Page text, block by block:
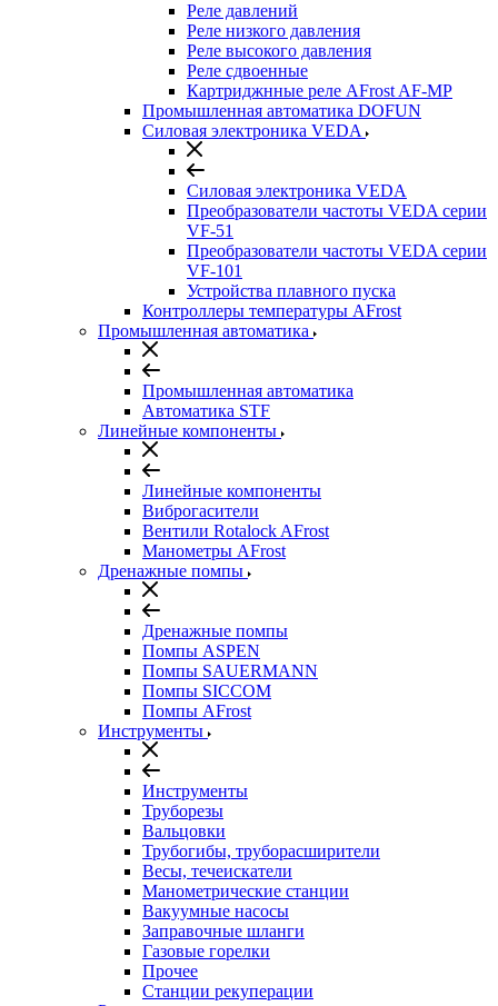
Реле давлений
Реле низкого давления
Реле высокого давления
Реле сдвоенные
Картриджнные реле AFrost AF-MP
Промышленная автоматика DOFUN
Силовая электроника VEDA
Силовая электроника VEDA
Преобразователи частоты VEDA серии
VF-51
Преобразователи частоты VEDA серии
VF-101
Устройства плавного пуска
Контроллеры температуры AFrost
Промышленная автоматика
Промышленная автоматика
Автоматика STF
Линейные компоненты
Линейные компоненты
Виброгасители
Вентили Rotalock AFrost
Манометры AFrost
Дренажные помпы
Дренажные помпы
Помпы ASPEN
Помпы SAUERMANN
Помпы SICCOM
Помпы AFrost
Инструменты
Инструменты
Труборезы
Вальцовки
Трубогибы, труборасширители
Весы, течеискатели
Манометрические станции
Вакуумные насосы
Заправочные шланги
Газовые горелки
Прочее
Станции рекуперации